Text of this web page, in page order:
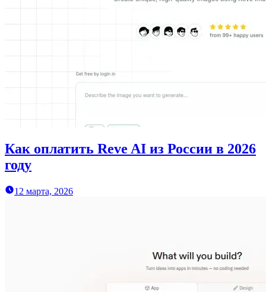
Как оплатить Reve AI из России в 2026
году
12 марта, 2026